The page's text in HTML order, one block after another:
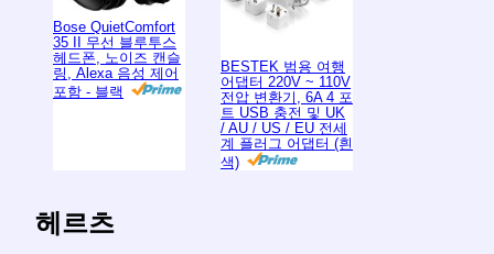
Bose QuietComfort
35 II 무선 블루투스
헤드폰, 노이즈 캔슬
링, Alexa 음성 제어
포함 - 블랙
BESTEK 범용 여행
어댑터 220V ~ 110V
전압 변환기, 6A 4 포
트 USB 충전 및 UK
/ AU / US / EU 전세
계 플러그 어댑터 (흰
색)
헤르츠